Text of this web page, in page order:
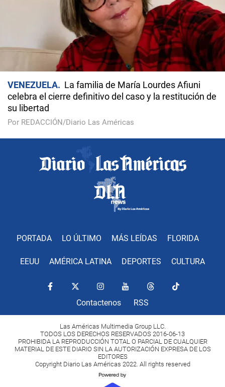
VENEZUELA
La familia de María Lourdes Afiuni
celebra el cierre definitivo del caso y la restitución de
su libertad
Por REDACCIÓN/Diario Las Américas
PORTADA LO ÚLTIMO MÁS LEÍDAS FLORIDA
EEUU AMÉRICA LATINA DEPORTES CULTURA
Contactenos RSS
Las Américas Multimedia Group LLC.
TODOS LOS DERECHOS RESERVADOS 2016-06-13
PROHIBIDA LA REPRODUCCIÓN TOTAL O PARCIAL DE CUALQUIER
MATERIAL DE ESTE DIARIO SIN LA AUTORIZACIÓN EXPRESA DE LOS
EDITORES
Copyright Diario Las Américas 2022. All rights reserved